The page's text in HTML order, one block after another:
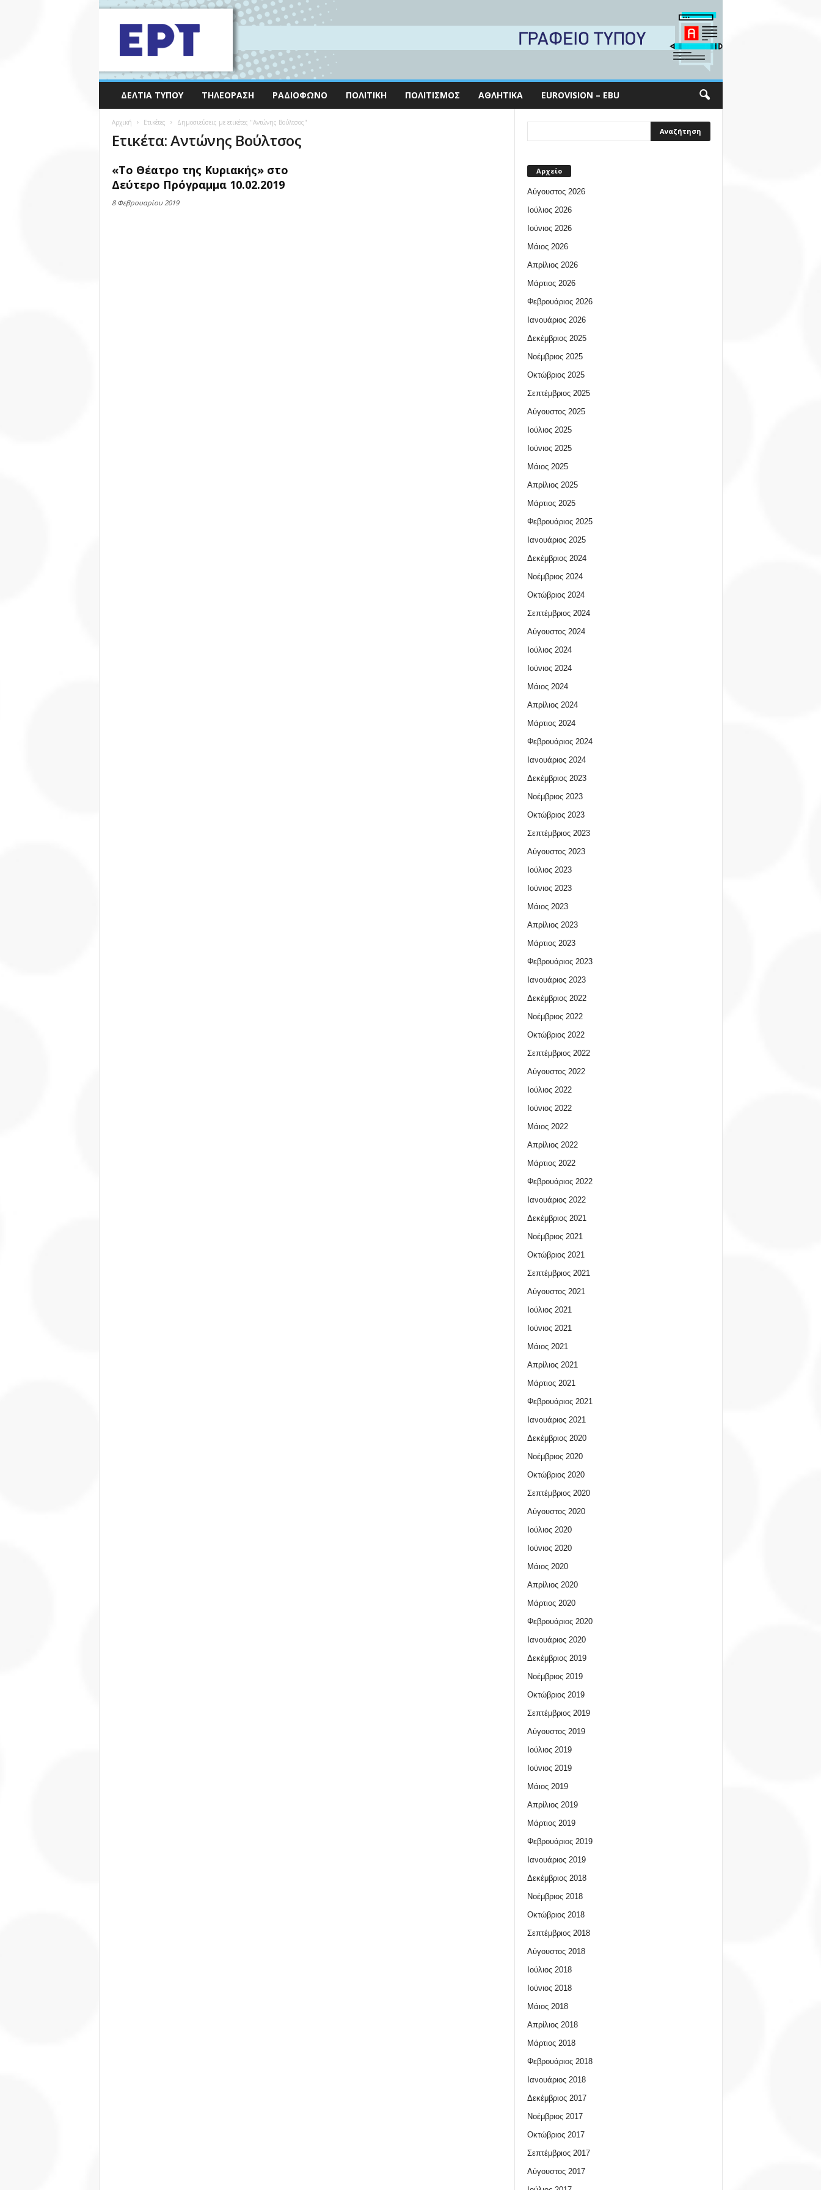
ΔΕΛΤΊΑ ΤΎΠΟΥ ΤΗΛΕΌΡΑΣΗ ΡΑΔΙΌΦΩΝΟ ΠΟΛΙΤΙΚΉ ΠΟΛΙΤΙΣΜΌΣ ΑΘΛΗΤΙΚΆ EUROVISION – EBU
Αρχική Ετικέτες Δημοσιεύσεις με ετικέτες "Αντώνης Βούλτσος"
Ετικέτα: Αντώνης Βούλτσος
«Το Θέατρο της Κυριακής» στο
Δεύτερο Πρόγραμμα 10.02.2019
8 Φεβρουαρίου 2019
Αρχείο
Αύγουστος 2026
Ιούλιος 2026
Ιούνιος 2026
Μάιος 2026
Απρίλιος 2026
Μάρτιος 2026
Φεβρουάριος 2026
Ιανουάριος 2026
Δεκέμβριος 2025
Νοέμβριος 2025
Οκτώβριος 2025
Σεπτέμβριος 2025
Αύγουστος 2025
Ιούλιος 2025
Ιούνιος 2025
Μάιος 2025
Απρίλιος 2025
Μάρτιος 2025
Φεβρουάριος 2025
Ιανουάριος 2025
Δεκέμβριος 2024
Νοέμβριος 2024
Οκτώβριος 2024
Σεπτέμβριος 2024
Αύγουστος 2024
Ιούλιος 2024
Ιούνιος 2024
Μάιος 2024
Απρίλιος 2024
Μάρτιος 2024
Φεβρουάριος 2024
Ιανουάριος 2024
Δεκέμβριος 2023
Νοέμβριος 2023
Οκτώβριος 2023
Σεπτέμβριος 2023
Αύγουστος 2023
Ιούλιος 2023
Ιούνιος 2023
Μάιος 2023
Απρίλιος 2023
Μάρτιος 2023
Φεβρουάριος 2023
Ιανουάριος 2023
Δεκέμβριος 2022
Νοέμβριος 2022
Οκτώβριος 2022
Σεπτέμβριος 2022
Αύγουστος 2022
Ιούλιος 2022
Ιούνιος 2022
Μάιος 2022
Απρίλιος 2022
Μάρτιος 2022
Φεβρουάριος 2022
Ιανουάριος 2022
Δεκέμβριος 2021
Νοέμβριος 2021
Οκτώβριος 2021
Σεπτέμβριος 2021
Αύγουστος 2021
Ιούλιος 2021
Ιούνιος 2021
Μάιος 2021
Απρίλιος 2021
Μάρτιος 2021
Φεβρουάριος 2021
Ιανουάριος 2021
Δεκέμβριος 2020
Νοέμβριος 2020
Οκτώβριος 2020
Σεπτέμβριος 2020
Αύγουστος 2020
Ιούλιος 2020
Ιούνιος 2020
Μάιος 2020
Απρίλιος 2020
Μάρτιος 2020
Φεβρουάριος 2020
Ιανουάριος 2020
Δεκέμβριος 2019
Νοέμβριος 2019
Οκτώβριος 2019
Σεπτέμβριος 2019
Αύγουστος 2019
Ιούλιος 2019
Ιούνιος 2019
Μάιος 2019
Απρίλιος 2019
Μάρτιος 2019
Φεβρουάριος 2019
Ιανουάριος 2019
Δεκέμβριος 2018
Νοέμβριος 2018
Οκτώβριος 2018
Σεπτέμβριος 2018
Αύγουστος 2018
Ιούλιος 2018
Ιούνιος 2018
Μάιος 2018
Απρίλιος 2018
Μάρτιος 2018
Φεβρουάριος 2018
Ιανουάριος 2018
Δεκέμβριος 2017
Νοέμβριος 2017
Οκτώβριος 2017
Σεπτέμβριος 2017
Αύγουστος 2017